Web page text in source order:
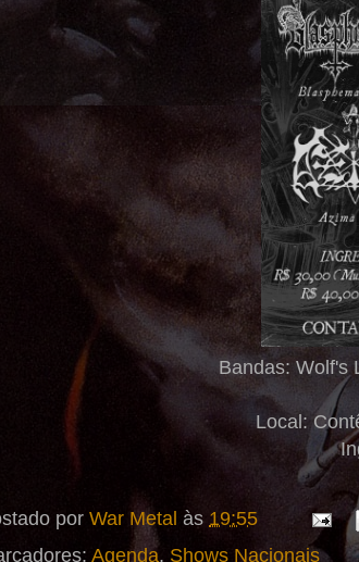
Bandas: Wolf's
Local:
por War Metal às 19:55
Agenda, Shows Nacionais